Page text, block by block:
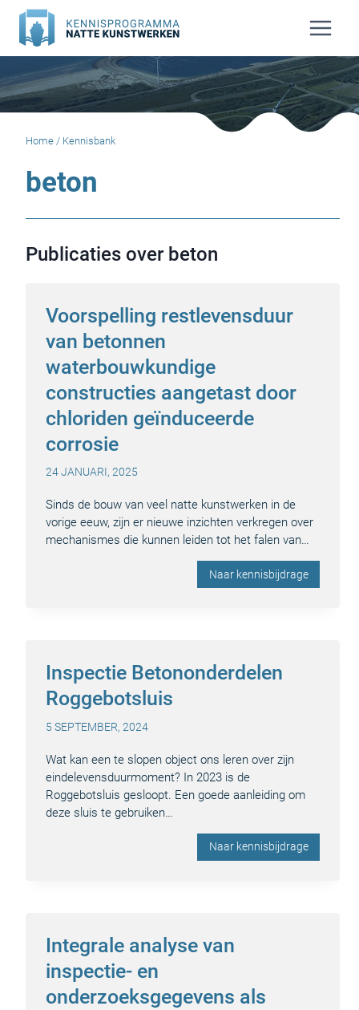
Doorgaan
naar
inhoud
Home / Kennisbank
beton
Publicaties over beton
Voorspelling restlevensduur
van betonnen
waterbouwkundige
constructies aangetast door
chloriden geïnduceerde
corrosie
24 JANUARI, 2025
Sinds de bouw van veel natte kunstwerken in de
vorige eeuw, zijn er nieuwe inzichten verkregen over
mechanismes die kunnen leiden tot het falen van…
Naar kennisbijdrage
Inspectie Betononderdelen
Roggebotsluis
5 SEPTEMBER, 2024
Wat kan een te slopen object ons leren over zijn
eindelevensduurmoment? In 2023 is de
Roggebotsluis gesloopt. Een goede aanleiding om
deze sluis te gebruiken…
Naar kennisbijdrage
Integrale analyse van
inspectie- en
onderzoeksgegevens als